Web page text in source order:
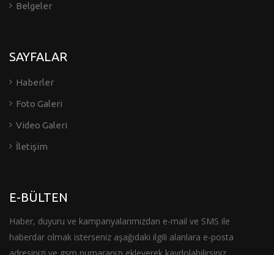
Belgeler
SAYFALAR
Haberler
Foto Galeri
Video Galeri
İletişim
E-BÜLTEN
Haber, duyuru ve kampanyalarımızdan e-mail ve SMS ile
haberdar olmak isterseniz aşağıdaki ilgili alanlara e-posta